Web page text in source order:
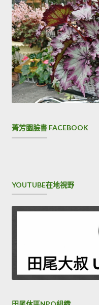
菁芳園臉書 FACEBOOK
YOUTUBE在地視野